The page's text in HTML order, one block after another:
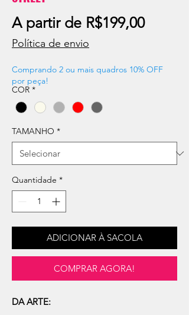
A partir de R$199,00Preço
Política de envio
Comprando 2 ou mais quadros 10% OFF
por peça!
COR *
TAMANHO *
Quantidade *
ADICIONAR À SACOLA
COMPRAR AGORA!
DA ARTE: